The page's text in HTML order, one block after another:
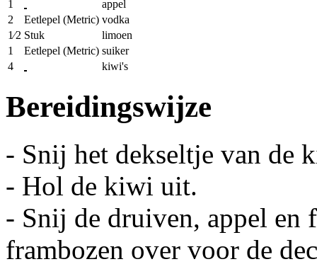
1
appel
2
Eetlepel (Metric) vodka
1⁄2 Stuk
limoen
1
Eetlepel (Metric) suiker
4
kiwi's
Bereidingswijze
- Snij het dekseltje van de
- Hol de kiwi uit.
- Snij de druiven, appel en
frambozen over voor de